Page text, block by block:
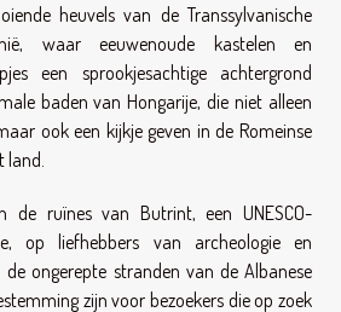
heuvels van de Transsylvanische
waar eeuwenoude kastelen en
een sprookjesachtige achtergrond
baden van Hongarije, die niet alleen
ook een kijkje geven in de Romeinse
land.
de ruïnes van Butrint, een UNESCO-
op liefhebbers van archeologie en
de ongerepte stranden van de Albanese
zijn voor bezoekers die op zoek